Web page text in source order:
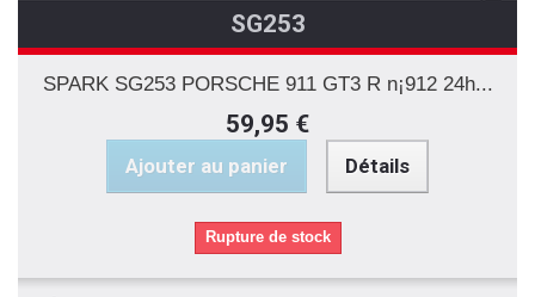
SG253
SPARK SG253 PORSCHE 911 GT3 R n¡912 24h...
59,95 €
Ajouter au panier Détails
Rupture de stock